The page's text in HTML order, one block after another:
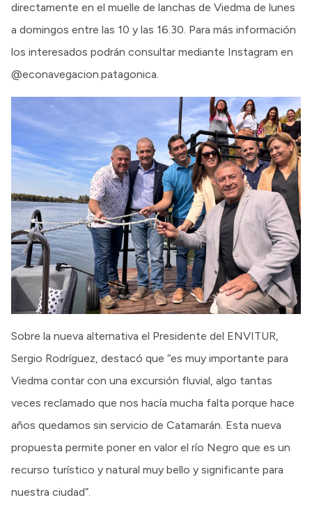
directamente en el muelle de lanchas de Viedma de lunes
a domingos entre las 10 y las 16.30. Para más información
los interesados podrán consultar mediante Instagram en
@econavegacion.patagonica.
Sobre la nueva alternativa el Presidente del ENVITUR,
Sergio Rodríguez, destacó que “es muy importante para
Viedma contar con una excursión fluvial, algo tantas
veces reclamado que nos hacía mucha falta porque hace
años quedamos sin servicio de Catamarán. Esta nueva
propuesta permite poner en valor el río Negro que es un
recurso turístico y natural muy bello y significante para
nuestra ciudad”.